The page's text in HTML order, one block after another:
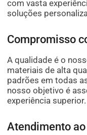
com vasta
soluções
Compromisso
A qualidade é o
materiais de alta
padrões em todas
nosso objetivo é
experiência superior.
Atendimento